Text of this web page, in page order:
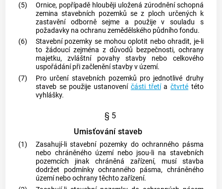
(5)
Ornice, popřípadě hlouběji uložená zúrodnění schopná
zemina stavebních pozemků se z ploch určených k
zastavění odborně sejme a použije v souladu s
požadavky na ochranu zemědělského půdního fondu.
(6)
Stavební pozemky se mohou oplotit nebo ohradit, je-li
to žádoucí zejména z důvodů bezpečnosti, ochrany
majetku, zvláštní povahy stavby nebo celkového
uspořádání při začlenění stavby v území.
(7)
Pro určení stavebních pozemků pro jednotlivé druhy
staveb se použije ustanovení části třetíačtvrté této
vyhlášky.
§ 5
Umisťování staveb
(1)
Zasahují-li stavební pozemky do ochranného pásma
nebo chráněného území nebo jsou-li na stavebních
pozemcích jinak chráněná zařízení, musí stavba
dodržet podmínky ochranného pásma, chráněného
území nebo ochrany těchto zařízení.